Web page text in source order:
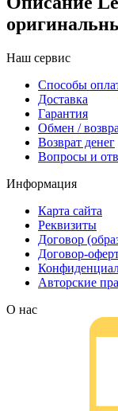
Наш сервис
Способы
Доставка
Гарантия
Обмен /
Возврат денег
Вопросы и
Информация
Карта сайта
Реквизиты
Договор
Договор-
Авторские
О нас